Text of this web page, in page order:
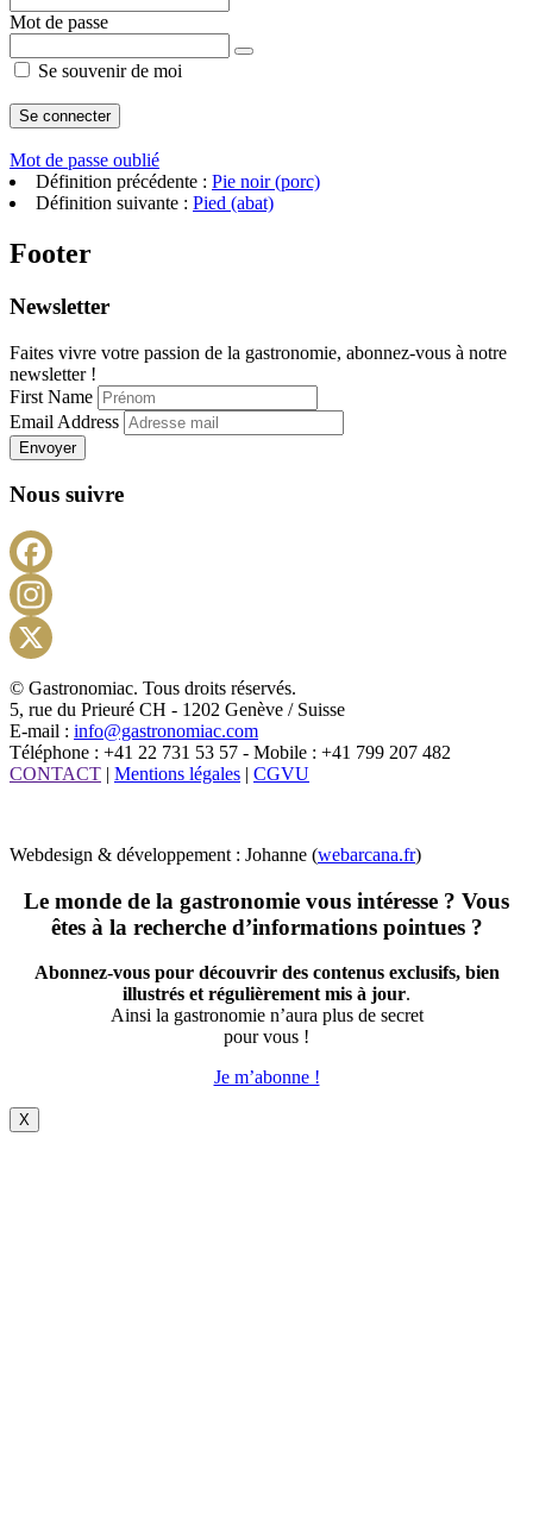
Mot de passe
Se souvenir de moi
Mot de passe oublié
Définition précédente : Pie noir (porc)
Définition suivante : Pied (abat)
Footer
Newsletter
Faites vivre votre passion de la gastronomie, abonnez-vous à notre
newsletter !
First Name
Email Address
Envoyer
Nous suivre
X
© Gastronomiac. Tous droits réservés.
5, rue du Prieuré CH - 1202 Genève / Suisse
E-mail : info@gastronomiac.com
Téléphone : +41 22 731 53 57 - Mobile : +41 799 207 482
CONTACT | Mentions légales | CGVU
Webdesign & développement : Johanne (webarcana.fr)
Le monde de la gastronomie vous intéresse ? Vous
êtes à la recherche d’informations pointues ?
Abonnez-vous pour découvrir des contenus exclusifs, bien
illustrés et régulièrement mis à jour.
Ainsi la gastronomie n’aura plus de secret
pour vous !
Je m’abonne !
X